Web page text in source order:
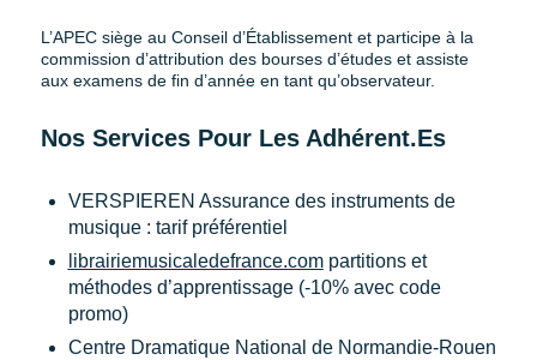
L’APEC siège au Conseil d’Établissement et participe à la
commission d’attribution des bourses d’études et assiste
aux examens de fin d’année en tant qu’observateur.
Nos Services Pour Les Adhérent.es
VERSPIEREN Assurance des instruments de
musique : tarif préférentiel
librairiemusicaledefrance.compartitions et
méthodes d’apprentissage (-10% avec code
promo)
Centre Dramatique National de Normandie-Rouen